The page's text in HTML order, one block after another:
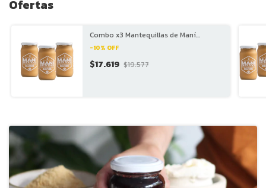
Ofertas
Combo x3 Mantequillas de Maní
-10% OFF
$17.619 $19.577